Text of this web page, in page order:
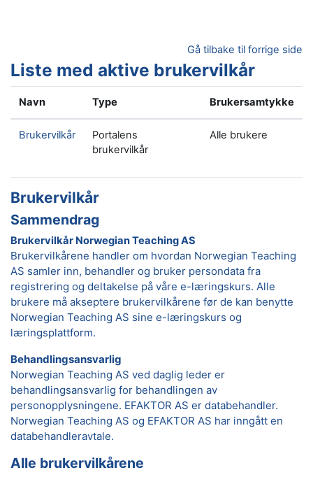
Gå tilbake til forrige side
Liste med aktive brukervilkår
Navn Type Brukersamtykke
Brukervilkår
Portalens
brukervilkår
Alle brukere
Brukervilkår
Sammendrag
Brukervilkår Norwegian Teaching AS
Brukervilkårene handler om hvordan Norwegian Teaching
AS samler inn, behandler og bruker persondata fra
registrering og deltakelse på våre e-læringskurs. Alle
brukere må akseptere brukervilkårene før de kan benytte
Norwegian Teaching AS sine e-læringskurs og
læringsplattform.
Behandlingsansvarlig
Norwegian Teaching AS ved daglig leder er
behandlingsansvarlig for behandlingen av
personopplysningene. EFAKTOR AS er databehandler.
Norwegian Teaching AS og EFAKTOR AS har inngått en
databehandleravtale.
Alle brukervilkårene